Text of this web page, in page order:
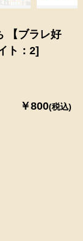
【ブラレ好
ト：2]
￥800(税込)